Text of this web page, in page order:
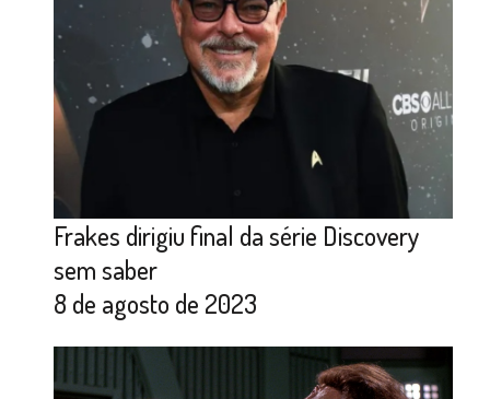
Frakes dirigiu final da série Discovery
sem saber
8 de agosto de 2023